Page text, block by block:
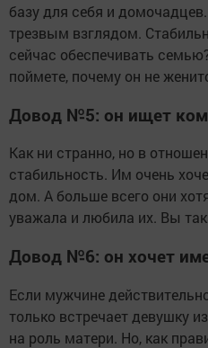
базу для себя и
трезвым взглядом.
сейчас обеспечивать
поймете, почему он не
Довод №5: он ищет
Как ни странно, но в
стабильность. Им очень
дом. А больше всего они
уважала и любила их. Вы
Довод №6: он хочет
Если мужчине
только встречает девушку
на роль матери. Но, как